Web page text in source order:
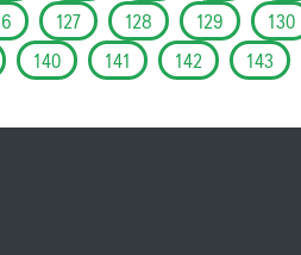
127 128 129 130
140 141 142 143